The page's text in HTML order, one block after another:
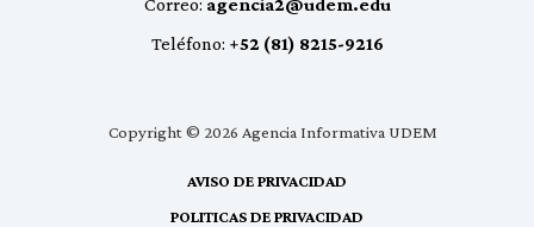
Teléfono: +52 (81) 8215-9216
Copyright © 2026 Agencia Informativa UDEM
AVISO DE PRIVACIDAD
POLITICAS DE PRIVACIDAD